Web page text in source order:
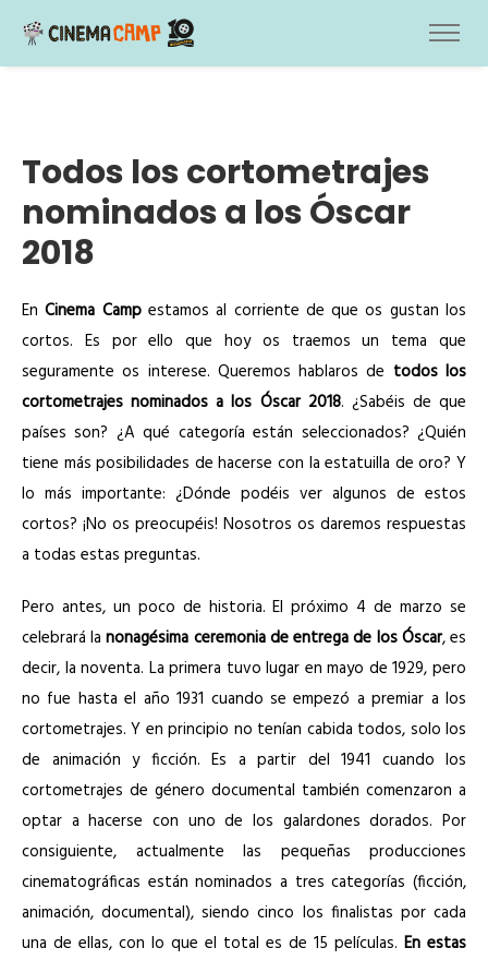
Todos los cortometrajes
nominados a los Óscar
2018
EnCinema Campestamos al corriente de que os gustan los
cortos. Es por ello que hoy os traemos un tema que
seguramente os interese. Queremos hablaros de todos los
cortometrajes nominados a los Óscar 2018. ¿Sabéis de que
países son? ¿A qué categoría están seleccionados? ¿Quién
tiene más posibilidades de hacerse con la estatuilla de oro? Y
lo más importante: ¿Dónde podéis ver algunos de estos
cortos? ¡No os preocupéis! Nosotros os daremos respuestas
a todas estas preguntas.
Pero antes, un poco de historia. El próximo 4 de marzo se
celebrará lanonagésima ceremonia de entrega de los Óscar, es
decir, la noventa. La primera tuvo lugar en mayo de 1929, pero
no fue hasta el año 1931 cuando se empezó a premiar a los
cortometrajes. Y en principio no tenían cabida todos, solo los
de animación y ficción. Es a partir del 1941 cuando los
cortometrajes de género documental también comenzaron a
optar a hacerse con uno de los galardones dorados. Por
consiguiente, actualmente las pequeñas producciones
cinematográficas están nominados a tres categorías (ficción,
animación, documental), siendo cinco los finalistas por cada
una de ellas, con lo que el total es de 15 películas. En estas